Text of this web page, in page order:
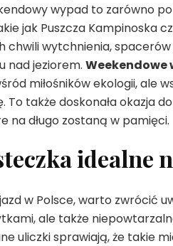
wypad to zarówno
jak Puszcza Kampinoska
chwili wytchnienia,
nad jeziorem.
miłośników ekologii, ale
także doskonała okazja
na długo zostaną w pamięci.
idealne
w Polsce, warto zwrócić
ale także
uliczki sprawiają, że takie